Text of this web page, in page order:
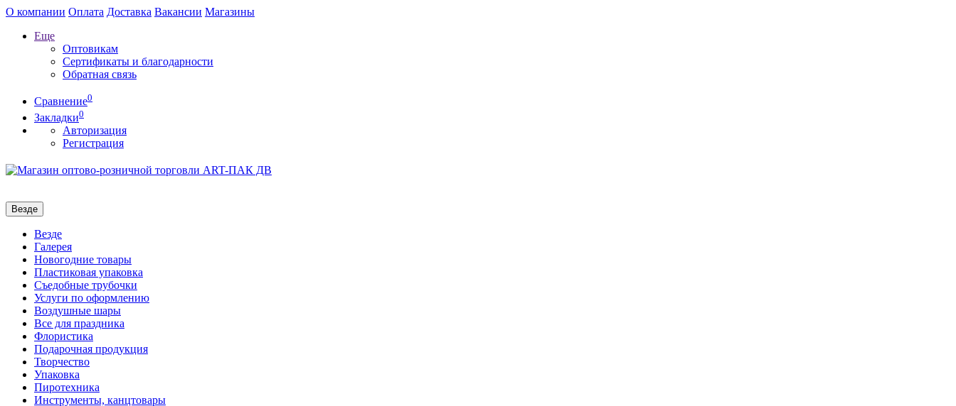
О компании Оплата Доставка Вакансии Магазины
Еще
Оптовикам
Сертификаты и благодарности
Обратная связь
Сравнение0
Закладки0
Авторизация
Регистрация
Везде
Везде
Галерея
Новогодние товары
Пластиковая упаковка
Съедобные трубочки
Услуги по оформлению
Воздушные шары
Все для праздника
Флористика
Подарочная продукция
Творчество
Упаковка
Пиротехника
Инструменты, канцтовары